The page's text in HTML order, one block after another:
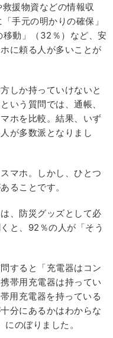
援物資などの情報収
手元の明かりの確保」
移動」（32％）など、安
に頼る人が多いことが
しか持っていけないと
いう質問では、通帳、
ホを比較。結果、いず
が多数派となりまし
マホ。しかし、ひとつ
ることです。
、防災グッズとして必
と、92％の人が「そう
すると「充電器はコン
帯用充電器は持ってい
用充電器を持っている
分にあるかはわからな
のぼりました。